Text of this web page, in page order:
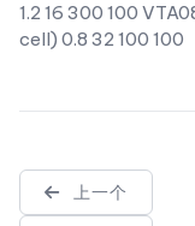
1.2 16 300 100
cell) 0.8 32 100 100
上一个